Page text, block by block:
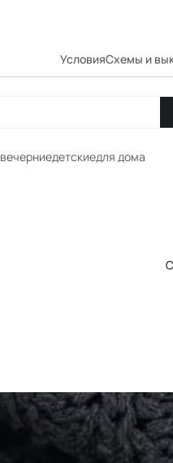
УсловияСхемы и
вечерниедетскиедля дома